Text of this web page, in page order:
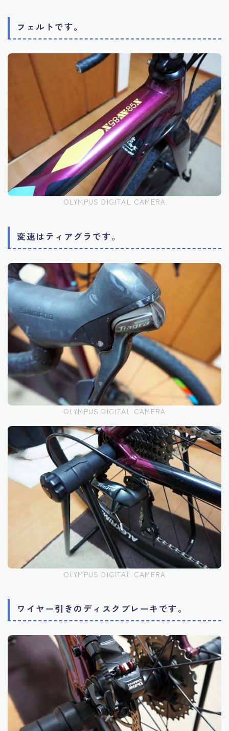
フェルトです。
OLYMPUS DIGITAL CAMERA
変速はティアグラです。
OLYMPUS DIGITAL CAMERA
OLYMPUS DIGITAL CAMERA
ワイヤー引きのディスクブレーキです。